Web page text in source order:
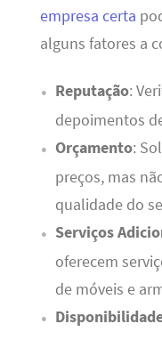
empresa certa
alguns fatores a
Reputação:
depoimentos
Orçamento:
preços, mas
qualidade do
Serviços
oferecem
de móveis e